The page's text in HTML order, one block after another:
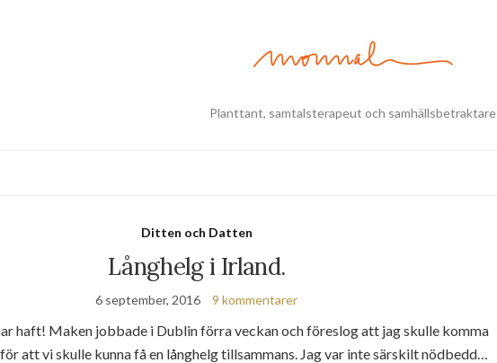
Planttant, samtalsterapeut och samhällsbetraktare
Ditten och Datten
Långhelg i Irland.
6 september, 2016 9 kommentarer
haft! Maken jobbade i Dublin förra veckan och föreslog att jag skulle komma
att vi skulle kunna få en långhelg tillsammans. Jag var inte särskilt nödbedd…